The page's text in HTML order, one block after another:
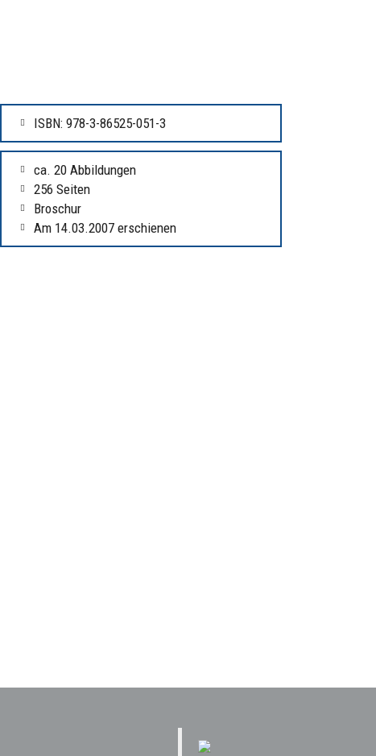
ISBN: 978-3-86525-051-3
ca. 20 Abbildungen
256 Seiten
Broschur
Am 14.03.2007 erschienen